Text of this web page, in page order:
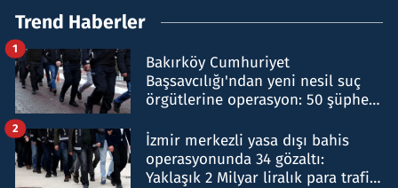
Trend Haberler
Bakırköy Cumhuriyet
Başsavcılığı'ndan yeni nesil suç
örgütlerine operasyon: 50 şüpheli
1
İzmir merkezli yasa dışı bahis
operasyonunda 34 gözaltı:
Yaklaşık 2 Milyar liralık para trafiği
2